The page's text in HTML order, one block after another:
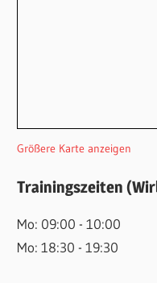
Größere Karte anzeigen
Trainingszeiten
Mo: 09:00 - 10:00
Mo: 18:30 - 19:30